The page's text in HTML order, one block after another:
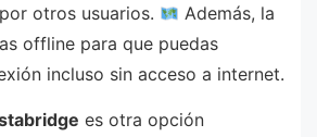
otros usuarios.
Además, la
offline para que puedas
incluso sin acceso a internet.
es otra opción